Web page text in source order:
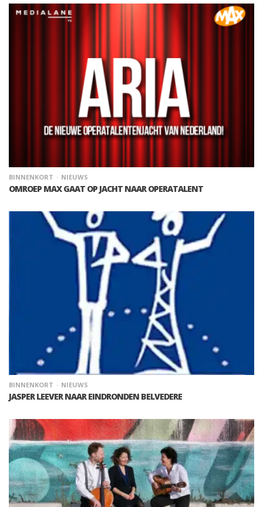
BINNENKORT NIEUWS
OMROEP MAX GAAT OP JACHT NAAR OPERATALENT
BINNENKORT NIEUWS
JASPER LEEVER NAAR EINDRONDEN BELVEDERE